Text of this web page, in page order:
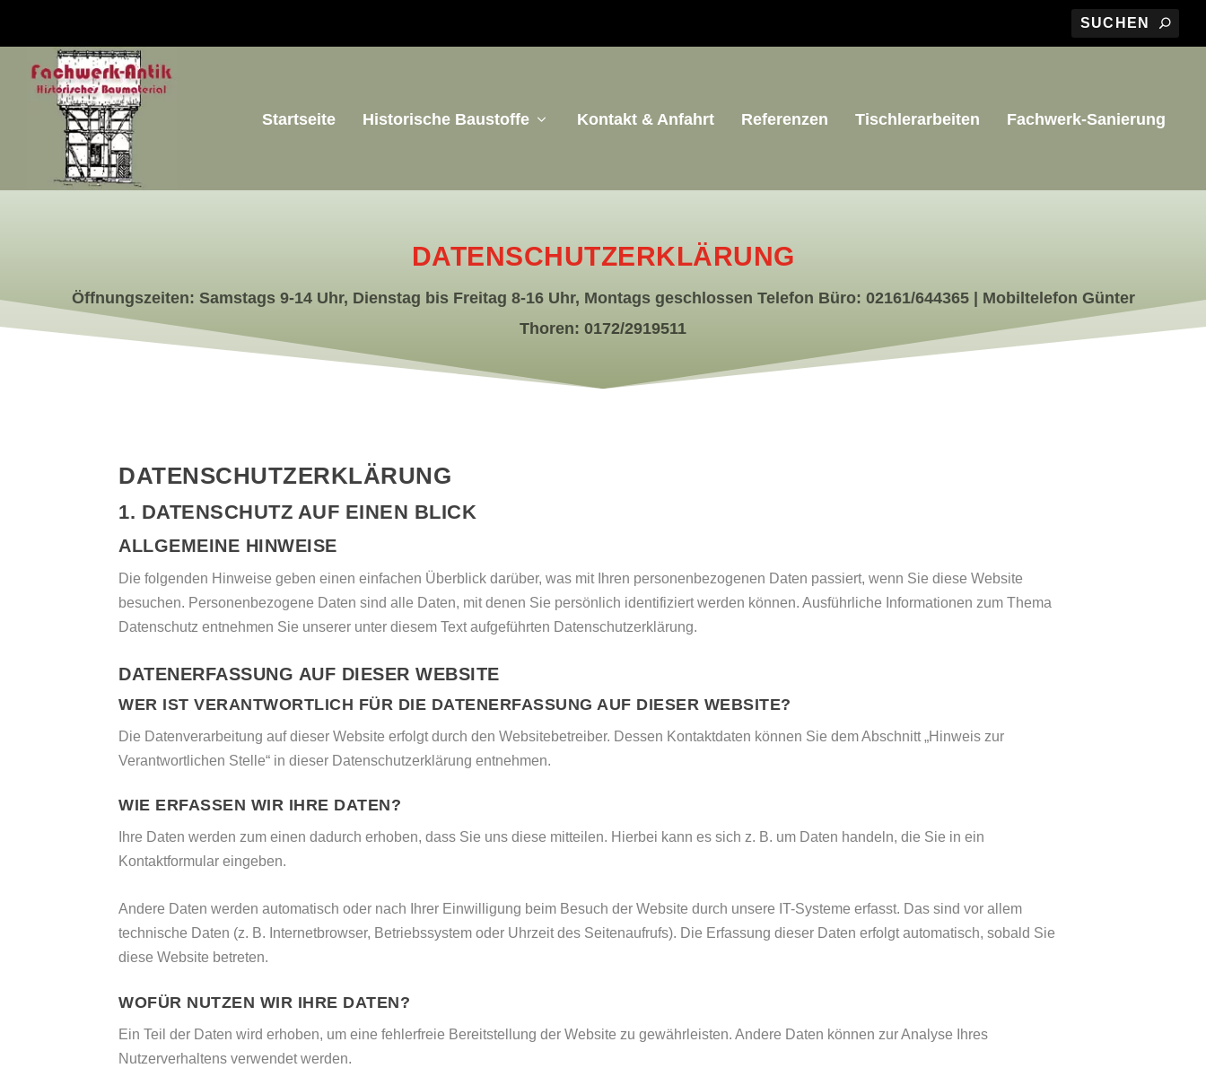
Startseite Historische Baustoffe Kontakt & Anfahrt Referenzen Tischlerarbeiten Fachwerk-Sanierung
DATENSCHUTZERKLÄRUNG
Öffnungszeiten: Samstags 9-14 Uhr, Dienstag bis Freitag 8-16 Uhr, Montags geschlossen Telefon Büro: 02161/644365 | Mobiltelefon Günter
Thoren: 0172/2919511
DATENSCHUTZ­ERKLÄRUNG
1. DATENSCHUTZ AUF EINEN BLICK
ALLGEMEINE HINWEISE
Die folgenden Hinweise geben einen einfachen Überblick darüber, was mit Ihren personenbezogenen Daten passiert, wenn Sie diese Website
besuchen. Personenbezogene Daten sind alle Daten, mit denen Sie persönlich identifiziert werden können. Ausführliche Informationen zum Thema
Datenschutz entnehmen Sie unserer unter diesem Text aufgeführten Datenschutzerklärung.
DATENERFASSUNG AUF DIESER WEBSITE
WER IST VERANTWORTLICH FÜR DIE DATENERFASSUNG AUF DIESER WEBSITE?
Die Datenverarbeitung auf dieser Website erfolgt durch den Websitebetreiber. Dessen Kontaktdaten können Sie dem Abschnitt „Hinweis zur
Verantwortlichen Stelle“ in dieser Datenschutzerklärung entnehmen.
WIE ERFASSEN WIR IHRE DATEN?
Ihre Daten werden zum einen dadurch erhoben, dass Sie uns diese mitteilen. Hierbei kann es sich z. B. um Daten handeln, die Sie in ein
Kontaktformular eingeben.
Andere Daten werden automatisch oder nach Ihrer Einwilligung beim Besuch der Website durch unsere IT-Systeme erfasst. Das sind vor allem
technische Daten (z. B. Internetbrowser, Betriebssystem oder Uhrzeit des Seitenaufrufs). Die Erfassung dieser Daten erfolgt automatisch, sobald Sie
diese Website betreten.
WOFÜR NUTZEN WIR IHRE DATEN?
Ein Teil der Daten wird erhoben, um eine fehlerfreie Bereitstellung der Website zu gewährleisten. Andere Daten können zur Analyse Ihres
Nutzerverhaltens verwendet werden.